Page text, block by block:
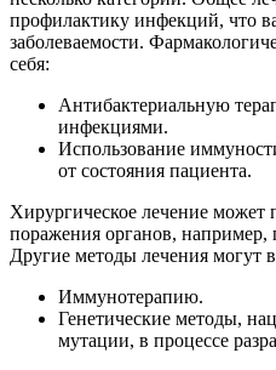
профилактику инфекций, что
заболеваемости.
себя:
Антибактериальную
инфекциями.
Использование
от состояния пациента.
Хирургическое лечение может
поражения органов, например,
Другие методы лечения могут
Иммунотерапию.
Генетические методы,
мутации, в процессе